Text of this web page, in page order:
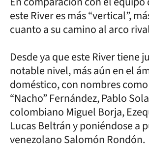
este River es más “vertical”,
cuanto a su camino al arco
Desde ya que este River tiene
notable nivel, más aún en el
doméstico, con nombres
“Nacho” Fernández, Pablo
colombiano Miguel Borja,
Lucas Beltrán y poniéndose a
venezolano Salomón Rondón.